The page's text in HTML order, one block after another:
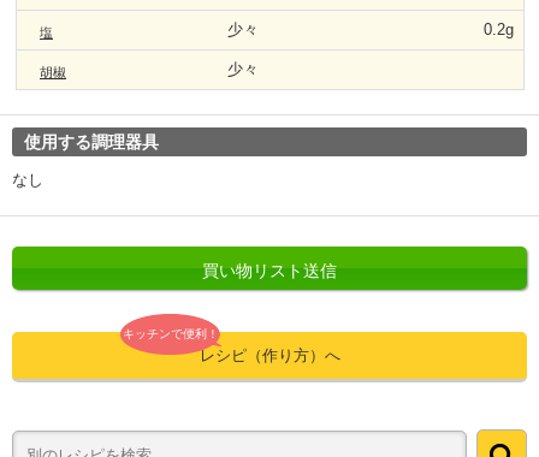
塩 少々 0.2g
胡椒 少々
使用する調理器具
なし
買い物リスト送信
キッチンで便利！
レシピ（作り方）へ